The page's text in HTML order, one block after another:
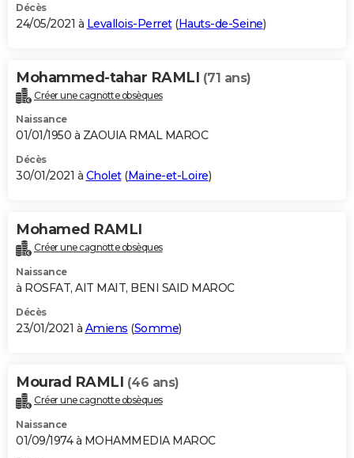
Décès
24/05/2021 à Levallois-Perret(Hauts-de-Seine)
Mohammed-tahar RAMLI (71 ans)
Créer une cagnotte obsèques
Naissance
01/01/1950 à ZAOUIA RMAL MAROC
Décès
30/01/2021 à Cholet(Maine-et-Loire)
Mohamed RAMLI
Créer une cagnotte obsèques
Naissance
à ROSFAT, AIT MAIT, BENI SAID MAROC
Décès
23/01/2021 à Amiens (Somme)
Mourad RAMLI (46 ans)
Créer une cagnotte obsèques
Naissance
01/09/1974 à MOHAMMEDIA MAROC